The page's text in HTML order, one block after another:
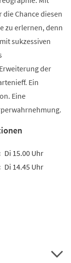
Chance diesen
zu erlernen, denn
sukzessiven
der
Ein
Eine
Di 15.00 Uhr
Di 14.45 Uhr